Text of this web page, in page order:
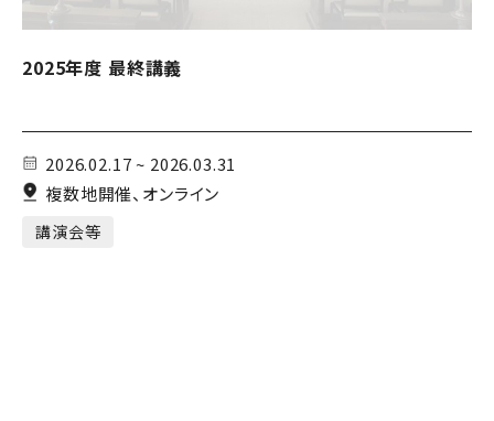
2025年度 最終講義
2026.02.17 ~ 2026.03.31
複数地開催、オンライン
講演会等